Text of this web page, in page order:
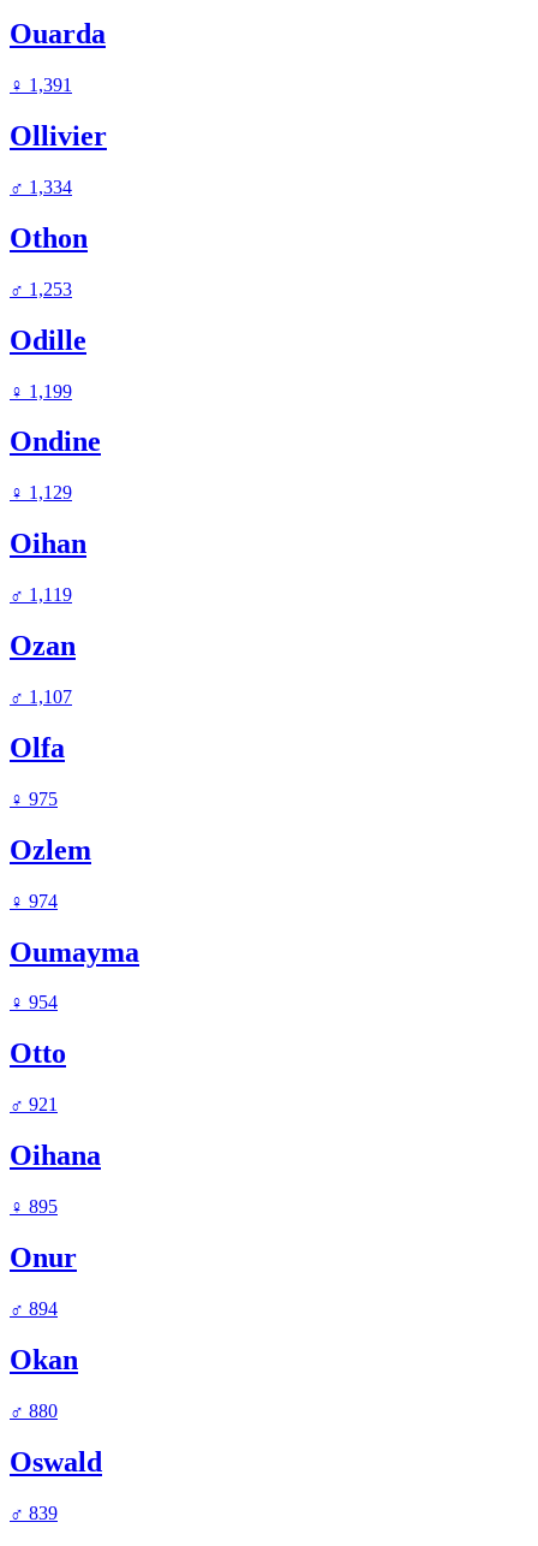
Ouarda
♀ 1,391
Ollivier
♂ 1,334
Othon
♂ 1,253
Odille
♀ 1,199
Ondine
♀ 1,129
Oihan
♂ 1,119
Ozan
♂ 1,107
Olfa
♀ 975
Ozlem
♀ 974
Oumayma
♀ 954
Otto
♂ 921
Oihana
♀ 895
Onur
♂ 894
Okan
♂ 880
Oswald
♂ 839